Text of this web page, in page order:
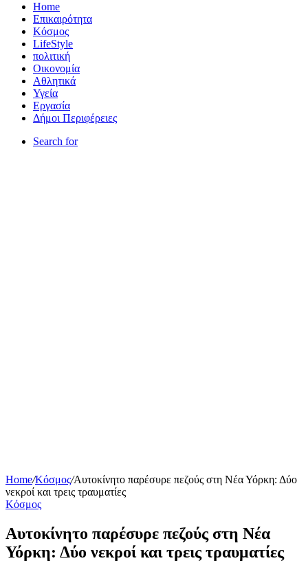
Home
Επικαιρότητα
Κόσμος
LifeStyle
πολιτική
Οικονομία
Αθλητικά
Υγεία
Εργασία
Δήμοι Περιφέρειες
Search for
Home/Κόσμος/Αυτοκίνητο παρέσυρε πεζούς στη Νέα Υόρκη: Δύο
νεκροί και τρεις τραυματίες
Κόσμος
Αυτοκίνητο παρέσυρε πεζούς στη Νέα
Υόρκη: Δύο νεκροί και τρεις τραυματίες